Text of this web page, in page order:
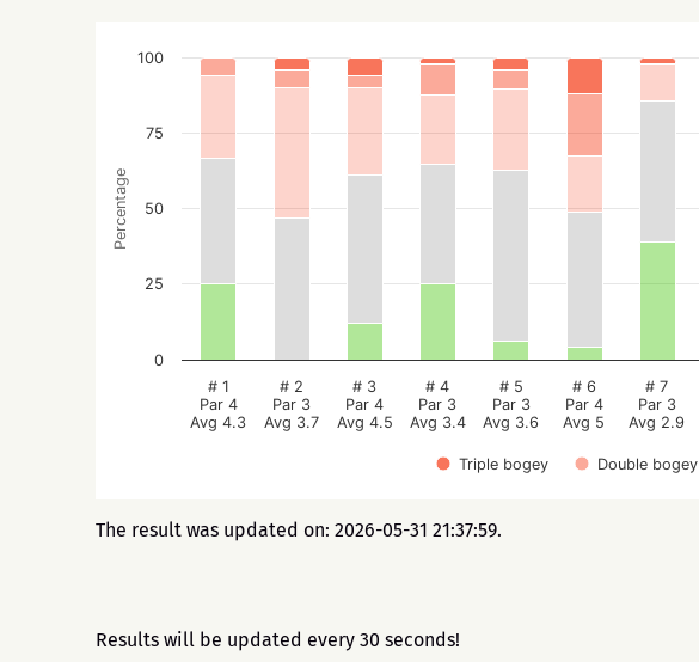
Percentage
Triple bogey Double bogey
# 1
Par 4
Avg 4.3
# 2
Par 3
Avg 3.7
# 3
Par 4
Avg 4.5
# 4
Par 3
Avg 3.4
# 5
Par 3
Avg 3.6
# 6
Par 4
Avg 5
# 7
Par 3
Avg 2.9
0
25
50
75
100
The result was updated on: 2026-05-31 21:37:59.
Results will be updated every 30 seconds!